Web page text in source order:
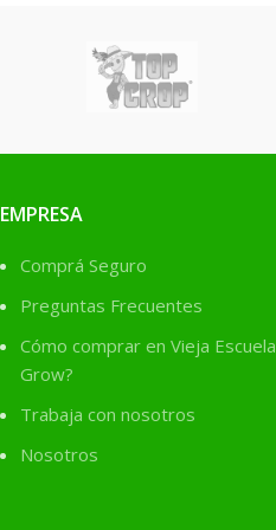
EMPRESA
Comprá Seguro
Preguntas Frecuentes
Cómo comprar en Vieja Escuela
Grow?
Trabaja con nosotros
Nosotros